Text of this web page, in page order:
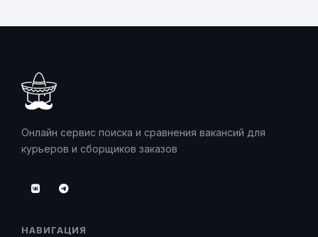
Онлайн сервис поиска и сравнения вакансий для
курьеров и сборщиков заказов
НАВИГАЦИЯ